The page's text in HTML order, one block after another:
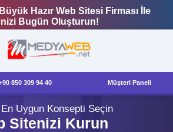
Hazır Web Sitesi Firması İle
Bugün Oluşturun!
850 309 94 40 Müşteri Paneli
Uygun Konsepti Seçin
Sitenizi Kurun